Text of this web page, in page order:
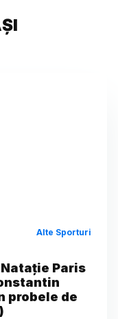
Alte Sporturi
Paris
probele de